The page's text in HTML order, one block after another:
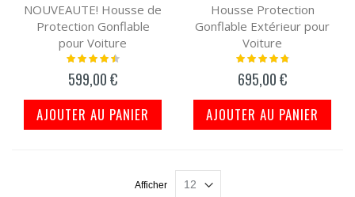
NOUVEAUTE! Housse de
Protection Gonflable
pour Voiture
Notation:
599,00 €
AJOUTER AU PANIER
Housse Protection
Gonflable Extérieur pour
Voiture
Notation:
695,00 €
AJOUTER AU PANIER
Afficher